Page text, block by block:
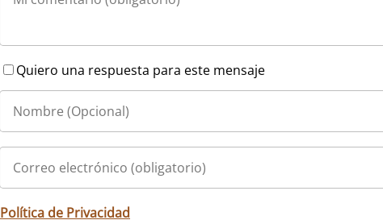
Quiero una respuesta para este mensaje
Política de Privacidad